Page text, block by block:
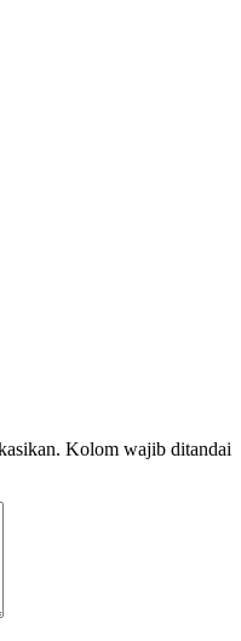
Kolom wajib ditandai